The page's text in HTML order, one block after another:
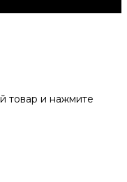
товар и нажмите